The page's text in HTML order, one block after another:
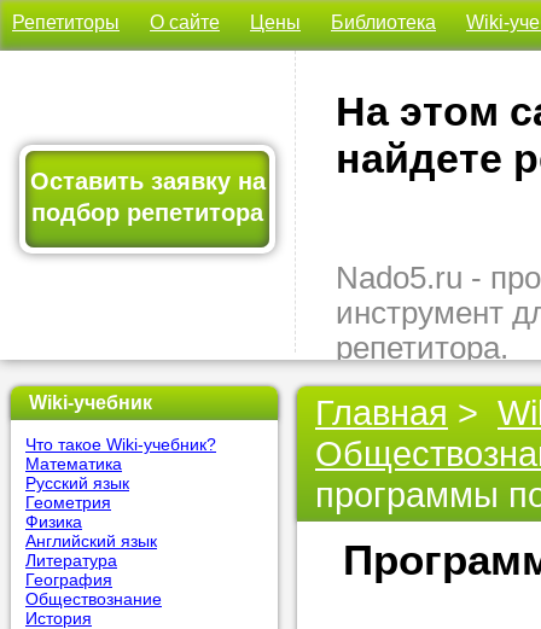
Репетиторы О сайте Цены Библиотека Wiki-
Оставить заявку на
подбор репетитора
На этом
найдете
Nado5.ru -
инструмент
репетитора.
Здесь вы
подходящего
быстро,
бесплатно.
Оставьте
позвоните
Wiki-учебник
Что такое Wiki-учебник?
Математика
Русский язык
Геометрия
Физика
Английский язык
Литература
География
Обществознание
История
Главная >
программы